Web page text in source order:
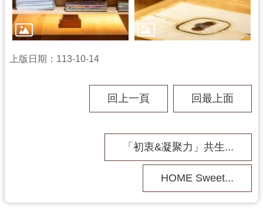
上版日期：113-10-14
回上一頁 回最上面
「初衷&凝聚力」共生...
HOME Sweet...